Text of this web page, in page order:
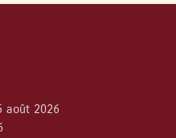
août 2026